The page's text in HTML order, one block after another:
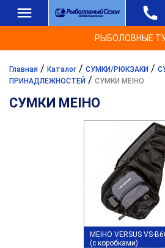
РЫБОЛОВНЫЕ
Главная / Каталог / СУМКИ/РЮКЗАКИ /
ПРИНАДЛЕЖНОСТЕЙ / СУМКИ MEIHO
СУМКИ MEIHO
MEIHO VERSUS VS-
(с коробками)